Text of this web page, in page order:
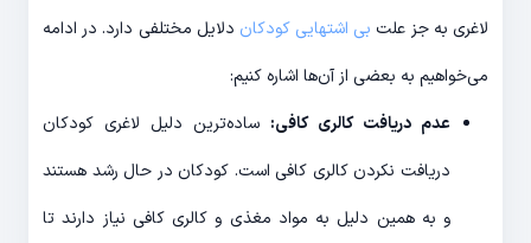
لاغری به جز علت بی اشتهایی کودکان دلایل مختلفی دارد. در ادامه
می‌خواهیم به بعضی از آن‌ها اشاره کنیم:
عدم دریافت کالری کافی: ساده‌ترین دلیل لاغری کودکان
دریافت نکردن کالری کافی است. کودکان در حال رشد هستند
و به همین دلیل به مواد مغذی و کالری کافی نیاز دارند تا